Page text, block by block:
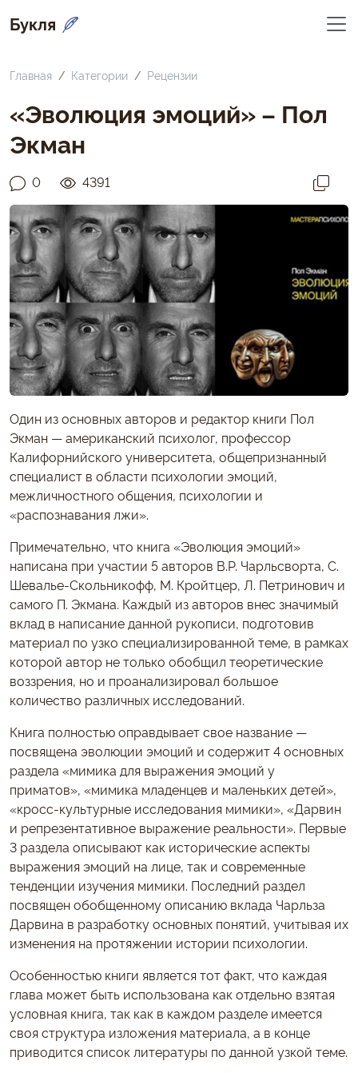
Букля
Главная Категории Рецензии
«Эволюция эмоций» – Пол
Экман
0 4391
Один из основных авторов и редактор книги Пол
Экман — американский психолог, профессор
Калифорнийского университета, общепризнанный
специалист в области психологии эмоций,
межличностного общения, психологии и
«распознавания лжи».
Примечательно, что книга «Эволюция эмоций»
написана при участии 5 авторов В.Р. Чарльсворта, С.
Шевалье-Скольникофф, М. Кройтцер, Л. Петринович и
самого П. Экмана. Каждый из авторов внес значимый
вклад в написание данной рукописи, подготовив
материал по узко специализированной теме, в рамках
которой автор не только обобщил теоретические
воззрения, но и проанализировал большое
количество различных исследований.
Книга полностью оправдывает свое название —
посвящена эволюции эмоций и содержит 4 основных
раздела «мимика для выражения эмоций у
приматов», «мимика младенцев и маленьких детей»,
«кросс-культурные исследования мимики», «Дарвин
и репрезентативное выражение реальности». Первые
3 раздела описывают как исторические аспекты
выражения эмоций на лице, так и современные
тенденции изучения мимики. Последний раздел
посвящен обобщенному описанию вклада Чарльза
Дарвина в разработку основных понятий, учитывая их
изменения на протяжении истории психологии.
Особенностью книги является тот факт, что каждая
глава может быть использована как отдельно взятая
условная книга, так как в каждом разделе имеется
своя структура изложения материала, а в конце
приводится список литературы по данной узкой теме.